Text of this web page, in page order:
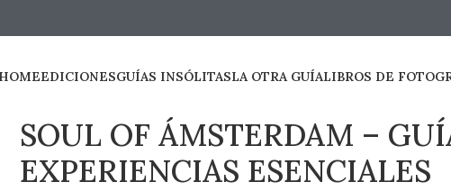
HOMEEDICIONESGUÍAS INSÓLITASLA OTRA GUÍALIBROS DE
SOUL OF ÁMSTERDAM –
EXPERIENCIAS ESENCIALES